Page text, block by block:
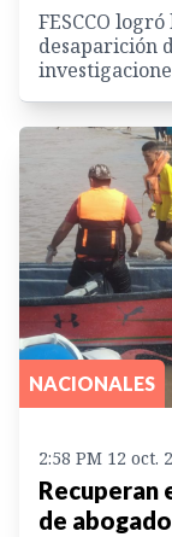
FESCCO
desaparición
NACIONALES
2:58 PM 12 oct.
Recuperan
de